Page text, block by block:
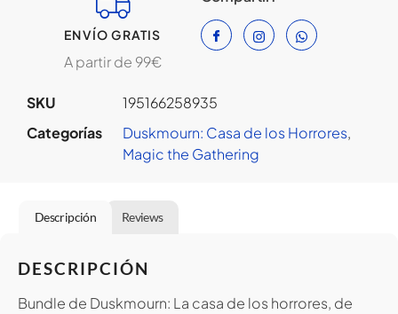
ENVÍO GRATIS
A partir de 99€
SKU
195166258935
Categorías
Duskmourn: Casa de los Horrores,
Magic the Gathering
Descripción Reviews
DESCRIPCIÓN
Bundle de Duskmourn: La casa de los horrores, de